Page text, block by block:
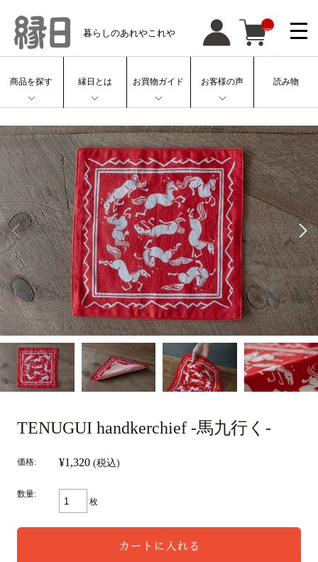
暮らしのあれやこれや
IT
M
C
商品を探す 縁日とは お買物ガイド お客様の声 読み物
TENUGUI handkerchief -馬九行く-
価格: ¥1,320 (税込)
数量:
枚